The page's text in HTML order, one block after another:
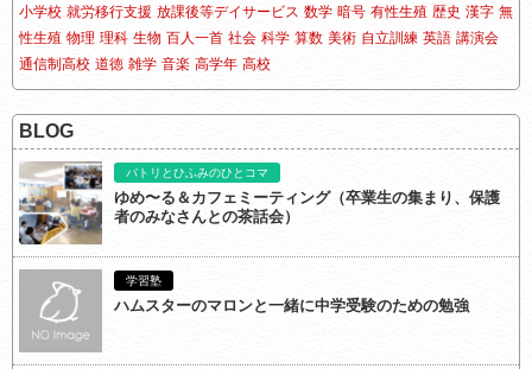
小学校 就労移行支援 放課後等デイサービス 数学 暗号 有性生殖 歴史 漢字 無
性生殖 物理 理科 生物 百人一首 社会 科学 算数 美術 自立訓練 英語 講演会
通信制高校 道徳 雑学 音楽 高学年 高校
BLOG
パトリとひふみのひとコマ
ゆめ〜る＆カフェミーティング（卒業生の集まり、保護
者のみなさんとの茶話会）
学習塾
ハムスターのマロンと一緒に中学受験のための勉強